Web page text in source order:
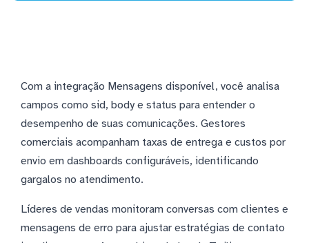
Com a integração Mensagens disponível, você analisa
campos como sid, body e status para entender o
desempenho de suas comunicações. Gestores
comerciais acompanham taxas de entrega e custos por
envio em dashboards configuráveis, identificando
gargalos no atendimento.
Líderes de vendas monitoram conversas com clientes e
mensagens de erro para ajustar estratégias de contato